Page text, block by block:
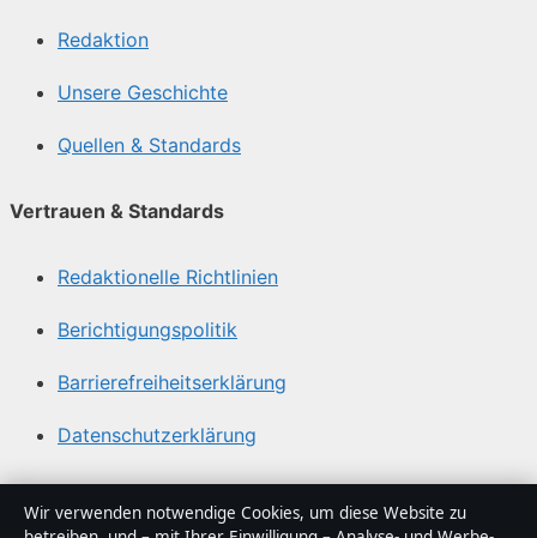
Redaktion
Unsere Geschichte
Quellen & Standards
Vertrauen & Standards
Redaktionelle Richtlinien
Berichtigungspolitik
Barrierefreiheitserklärung
Datenschutzerklärung
Über Politikstudio in Kürze
Wir verwenden notwendige Cookies, um diese Website zu